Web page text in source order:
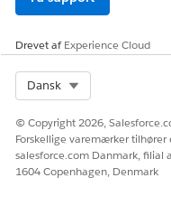
Drevet afExperience Cloud
Dansk
© Copyright 2026,
Forskellige varemærker tilhører
salesforce.com Danmark, filial
1604 Copenhagen, Denmark